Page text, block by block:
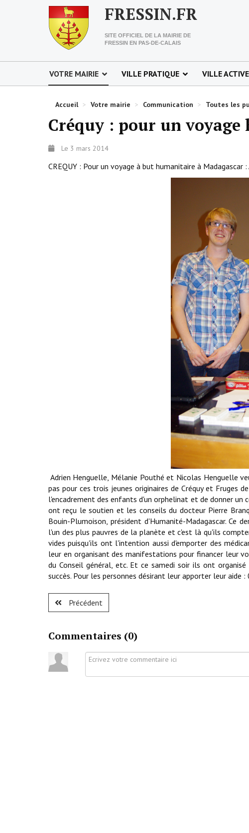
FRESSIN.FR
SITE OFFICIEL DE LA MAIRIE DE
FRESSIN EN PAS-DE-CALAIS
VOTRE MAIRIE VILLE PRATIQUE VILLE ACTIVE
Accueil > Votre mairie > Communication > Toutes les
Créquy : pour un
Le 3 mars 2014
CREQUY : Pour un voyage à but humanitaire à
Adrien Henguelle, Mélanie Pouthé et Nicolas Henguelle
pas pour ces trois jeunes originaires de Créquy et Fruges
l'encadrement des enfants d'un orphelinat et de donner
ont reçu le soutien et les conseils du docteur Pierre
Bouin-Plumoison, président d'Humanité-Madagascar. Ce
l'un des plus pauvres de la planète et c'est là qu'ils
vides puisqu'ils ont l'intention aussi d'emporter des
leur en organisant des manifestations pour financer leur
du Conseil général, etc. Et ce samedi soir ils ont
succès. Pour les personnes désirant leur apporter leur
Précédent
Commentaires (0)